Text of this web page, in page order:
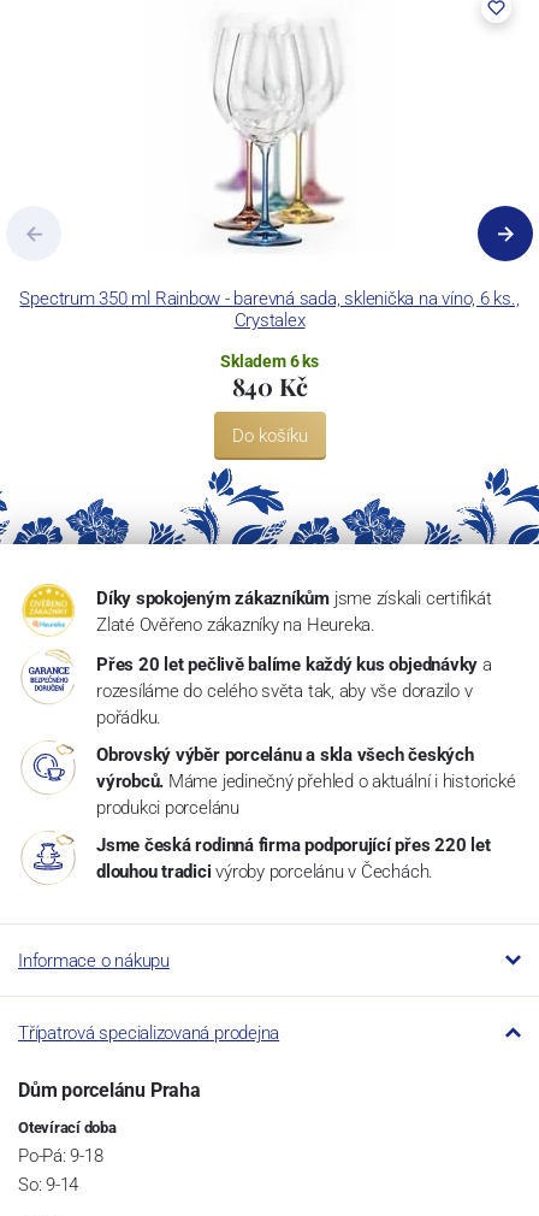
Spectrum 350 ml Rainbow - barevná sada, sklenička na víno, 6 ks.,
Crystalex
Skladem 6 ks
840 Kč
Do košíku
Díky spokojeným zákazníkům jsme získali certifikát
Zlaté Ověřeno zákazníky na Heureka.
Přes 20 let pečlivě balíme každý kus objednávky a
rozesíláme do celého světa tak, aby vše dorazilo v
pořádku.
Obrovský výběr porcelánu a skla všech českých
výrobců. Máme jedinečný přehled o aktuální i historické
produkci porcelánu
Jsme česká rodinná firma podporující přes 220 let
dlouhou tradici výroby porcelánu v Čechách.
Informace o nákupu
Třípatrová specializovaná prodejna
Dům porcelánu Praha
Otevírací doba
Po-Pá: 9-18
So: 9-14